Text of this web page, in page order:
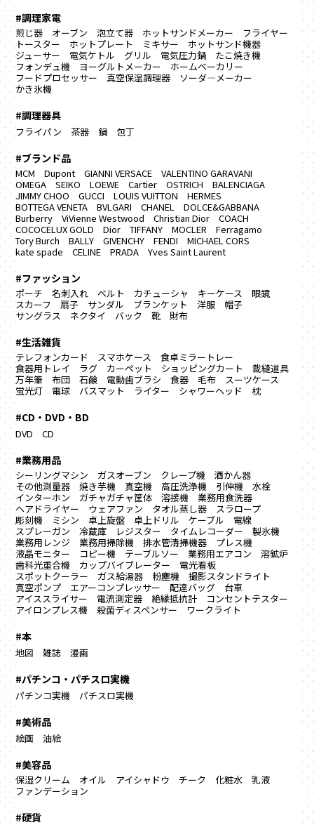
#調理家電
煎じ器 オーブン 泡立て器 ホットサンドメーカー
フライヤー
トースター
ホットプレート ミキサー
ホットサンド機器
ジューサー
電気ケトル グリル 電気圧力鍋
たこ焼き機
フォンデュ機
ヨーグルトメーカー
ホームベーカリー
フードプロセッサー
真空保温調理器
ソーダ―メーカー
かき氷機
#調理器具
フライパン 茶器 鍋 包丁
#ブランド品
MCM Dupont GIANNI VERSACE
VALENTINO GARAVANI
OMEGA
SEIKO LOEWE Cartier OSTRICH
BALENCIAGA
JIMMY CHOO
GUCCI LOUIS VUITTON
HERMES
BOTTEGA VENETA
BVLGARI CHANEL
DOLCE&GABBANA
Burberry
ViVienne Westwood Christian Dior
COACH
COCOCELUX GOLD
Dior TIFFANY MOCLER
Ferragamo
Tory Burch
BALLY GIVENCHY FENDI
MICHAEL CORS
kate spade
CELINE PRADA Yves Saint Laurent
#ファッション
ポーチ 名刺入れ ベルト カチューシャ キーケース
眼鏡
スカーフ
扇子 サンダル ブランケット 洋服
帽子
サングラス
ネクタイ バック 靴 財布
#生活雑貨
テレフォンカード スマホケース
食卓ミラートレー
食器用トレイ
ラグ カーペット ショッピングカート
裁縫道具
万年筆
布団 石鹸 電動歯ブラシ 食器 毛布
スーツケース
蛍光灯
電球 バスマット ライター シャワーヘッド 枕
#CD・DVD・BD
DVD CD
#業務用品
シーリングマシン ガスオーブン クレープ機
酒かん器
その他測量器
焼き芋機 真空機 高圧洗浄機 引伸機
水栓
インターホン
ガチャガチャ筐体 溶接機
業務用食洗器
ヘアドライヤー
ウェアファン タオル蒸し器
スラロープ
彫刻機
ミシン 卓上旋盤 卓上ドリル ケーブル
電線
スプレーガン
冷蔵庫 レジスター タイムレコーダー
製氷機
業務用レンジ
業務用掃除機 排水管清掃機器
プレス機
液晶モニター
コピー機 テーブルソー 業務用エアコン
溶鉱炉
歯科光重合機
カップバイブレーター
電光看板
スポットクーラー
ガス給湯器 粉塵機
撮影スタンドライト
真空ポンプ
エアーコンプレッサー 配達バッグ
台車
アイススライサー
電流測定器 絶縁抵抗計
コンセントテスター
アイロンプレス機
殺菌ディスペンサー ワークライト
#本
地図 雑誌 漫画
#パチンコ・パチスロ実機
パチンコ実機 パチスロ実機
#美術品
絵画 油絵
#美容品
保湿クリーム オイル アイシャドウ チーク 化粧水
乳液
ファンデーション
#硬貨